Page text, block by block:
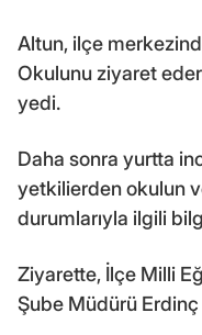
Altun, ilçe
Okulunu ziyaret
yedi.
Daha sonra yurtta
yetkilierden okulun
durumlarıyla ilgili
Ziyarette, İlçe Milli
Şube Müdürü Erdinç